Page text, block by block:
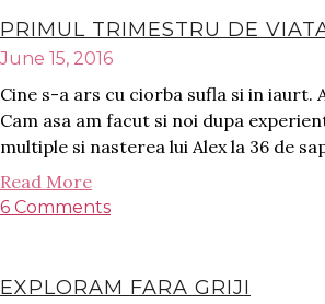
PRIMUL TRIMESTRU DE
June 15, 2016
Cine s-a ars cu ciorba sufla si in iaurt.
Cam asa am facut si noi dupa
multiple si nasterea lui Alex la 36 de
Read More
6 Comments
EXPLORAM FARA GRIJI